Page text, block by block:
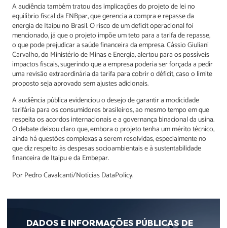
A audiência também tratou das implicações do projeto de lei no
equilíbrio fiscal da ENBpar, que gerencia a compra e repasse da
energia de Itaipu no Brasil. O risco de um deficit operacional foi
mencionado, já que o projeto impõe um teto para a tarifa de repasse,
o que pode prejudicar a saúde financeira da empresa. Cássio Giuliani
Carvalho, do Ministério de Minas e Energia, alertou para os possíveis
impactos fiscais, sugerindo que a empresa poderia ser forçada a pedir
uma revisão extraordinária da tarifa para cobrir o déficit, caso o limite
proposto seja aprovado sem ajustes adicionais.
A audiência pública evidenciou o desejo de garantir a modicidade
tarifária para os consumidores brasileiros, ao mesmo tempo em que
respeita os acordos internacionais e a governança binacional da usina.
O debate deixou claro que, embora o projeto tenha um mérito técnico,
ainda há questões complexas a serem resolvidas, especialmente no
que diz respeito às despesas socioambientais e à sustentabilidade
financeira de Itaipu e da Embepar.
Por Pedro Cavalcanti/Notícias DataPolicy.
DADOS E INFORMAÇÕES PÚBLICAS DE